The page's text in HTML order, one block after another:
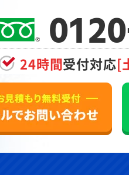
24時間受付対応[